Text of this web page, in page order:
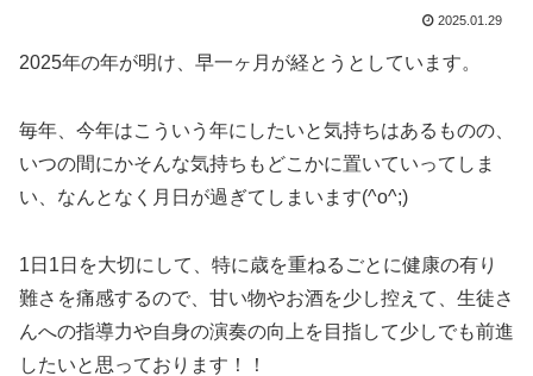
2025.01.29
2025年の年が明け、早一ヶ月が経とうとしています。
毎年、今年はこういう年にしたいと気持ちはあるものの、
いつの間にかそんな気持ちもどこかに置いていってしま
い、なんとなく月日が過ぎてしまいます(^o^;)
1日1日を大切にして、特に歳を重ねるごとに健康の有り
難さを痛感するので、甘い物やお酒を少し控えて、生徒さ
んへの指導力や自身の演奏の向上を目指して少しでも前進
したいと思っております！！